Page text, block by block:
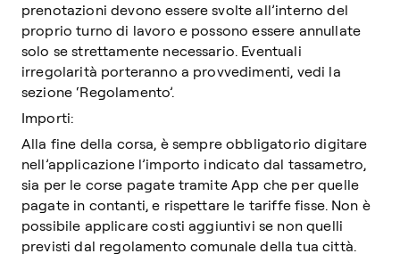
prenotazioni devono essere svolte all’interno del
proprio turno di lavoro e possono essere annullate
solo se strettamente necessario. Eventuali
irregolarità porteranno a provvedimenti, vedi la
sezione ‘Regolamento’.
Importi:
Alla fine della corsa, è sempre obbligatorio digitare
nell’applicazione l’importo indicato dal tassametro,
sia per le corse pagate tramite App che per quelle
pagate in contanti, e rispettare le tariffe fisse. Non è
possibile applicare costi aggiuntivi se non quelli
previsti dal regolamento comunale della tua città.